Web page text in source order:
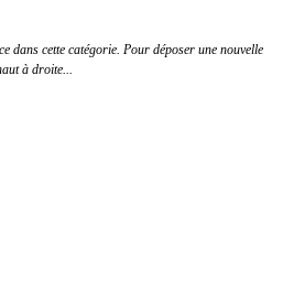
dans cette catégorie. Pour déposer une nouvelle
à droite...